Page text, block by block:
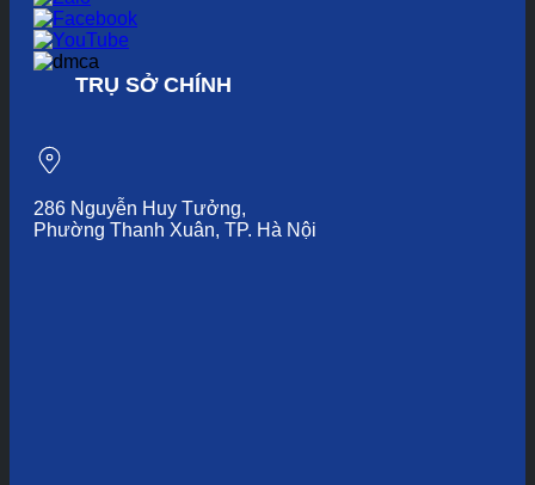
TRỤ SỞ CHÍNH
286 Nguyễn Huy Tưởng,
Phường Thanh Xuân, TP. Hà Nội